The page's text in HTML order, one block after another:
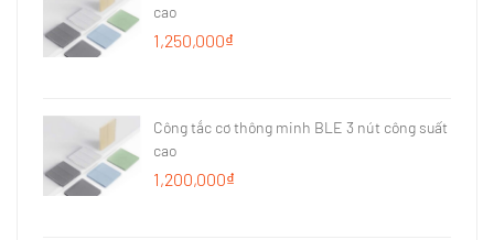
cao
1,250,000₫
Công tắc cơ thông minh BLE 3 nút công suất
cao
1,200,000₫